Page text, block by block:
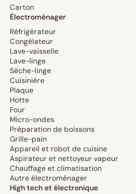
Carton
Électroménager
Réfrigérateur
Congélateur
Lave-vaisselle
Lave-linge
Sèche-linge
Cuisinière
Plaque
Hotte
Four
Micro-ondes
Préparation de boissons
Grille-pain
Appareil et robot de cuisine
Aspirateur et nettoyeur vapeur
Chauffage et climatisation
Autre électroménager
High tech et électronique